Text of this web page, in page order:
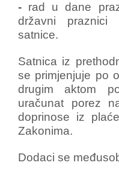
- rad u dane
državni
satnice.
Satnica iz
se primjenjuje po
drugim aktom
uračunat porez
doprinose iz
Zakonima.
Dodaci se